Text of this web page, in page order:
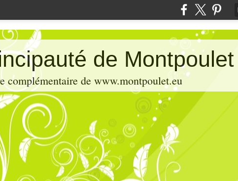
de Montpoulet
complémentaire de www.montpoulet.eu